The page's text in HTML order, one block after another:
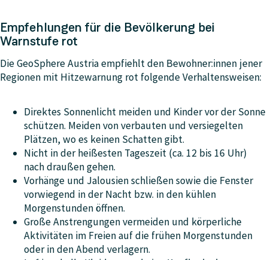
Empfehlungen für die Bevölkerung bei
Warnstufe rot
Die GeoSphere Austria empfiehlt den Bewohner:innen jener
Regionen mit Hitzewarnung rot folgende Verhaltensweisen:
Direktes Sonnenlicht meiden und Kinder vor der Sonne
schützen. Meiden von verbauten und versiegelten
Plätzen, wo es keinen Schatten gibt.
Nicht in der heißesten Tageszeit (ca. 12 bis 16 Uhr)
nach draußen gehen.
Vorhänge und Jalousien schließen sowie die Fenster
vorwiegend in der Nacht bzw. in den kühlen
Morgenstunden öffnen.
Große Anstrengungen vermeiden und körperliche
Aktivitäten im Freien auf die frühen Morgenstunden
oder in den Abend verlagern.